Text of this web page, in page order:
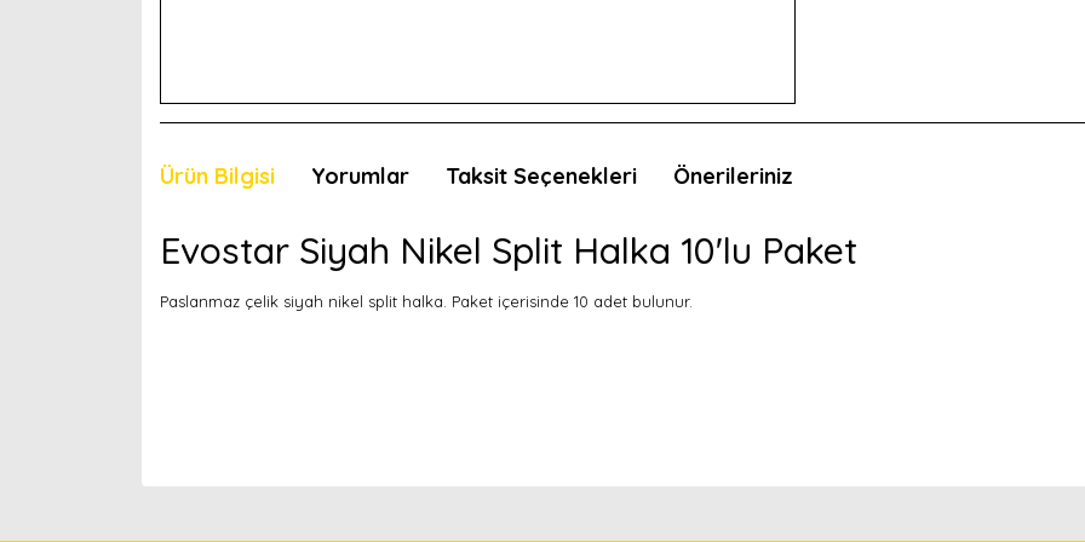
Ürün Bilgisi Yorumlar Taksit Seçenekleri Önerileriniz
Evostar Siyah Nikel Split Halka 10'lu Paket
Paslanmaz çelik siyah nikel split halka. Paket içerisinde 10 adet bulunur.